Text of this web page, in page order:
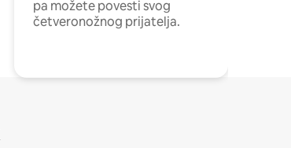
pa možete povesti svog
četveronožnog prijatelja.